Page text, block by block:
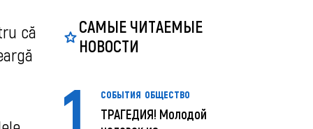
că
САМЫЕ ЧИТАЕМЫЕ
НОВОСТИ
СОБЫТИЯ ОБЩЕСТВО
ТРАГЕДИЯ! Молодой